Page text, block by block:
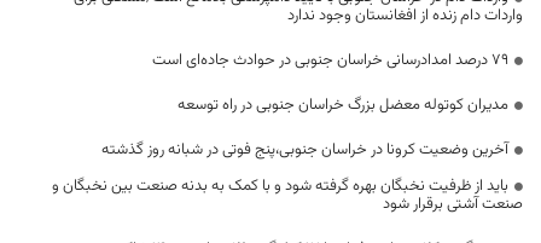
واردات دام زنده از افغانستان وجود ندارد
۷۹ درصد امدادرسانی خراسان جنوبی در حوادث جاده‌ای است
مدیران کوتوله معضل بزرگ خراسان جنوبی در راه توسعه
آخرین وضعیت کرونا در خراسان جنوبی،پنج فوتی در شبانه روز گذشته
باید از ظرفیت نخبگان بهره گرفته شود و با کمک به بدنه صنعت بین نخبگان و
صنعت آشتی برقرار شود